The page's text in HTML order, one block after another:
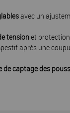
avec un
tensionet
après une
de captage des